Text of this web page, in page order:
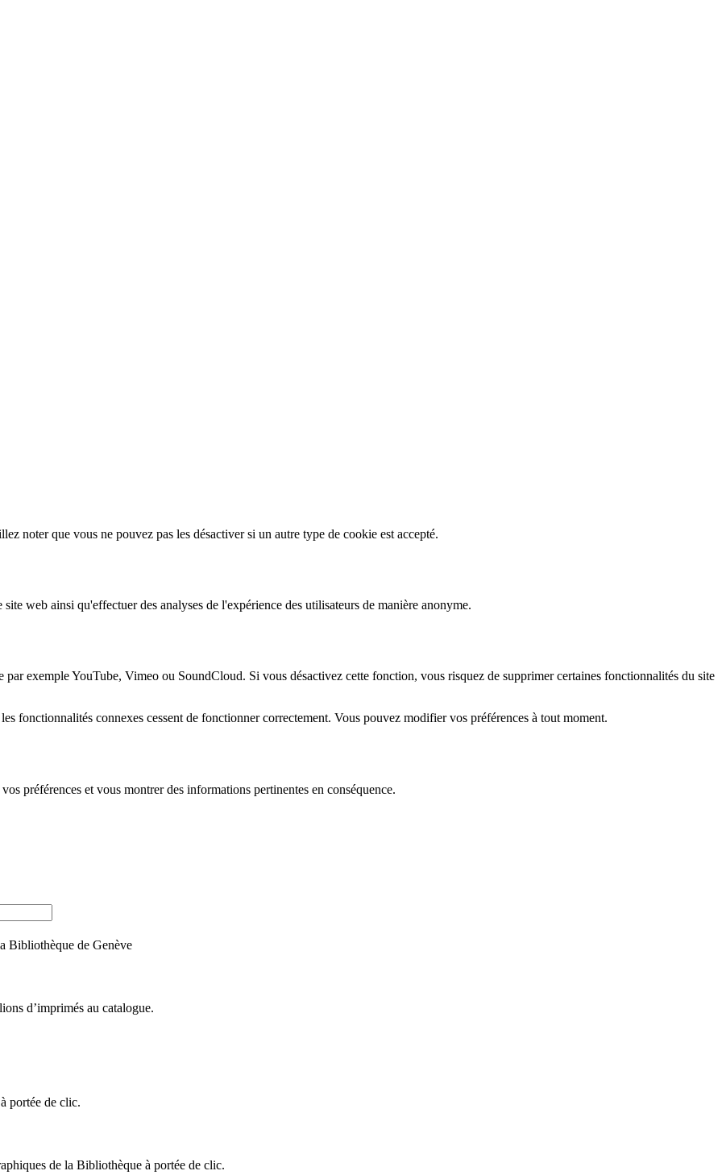
noter que vous ne pouvez pas les désactiver si un autre type de cookie est accepté.
web ainsi qu'effectuer des analyses de l'expérience des utilisateurs de manière anonyme.
exemple YouTube, Vimeo ou SoundCloud. Si vous désactivez cette fonction, vous risquez de supprimer certaines fonctionnalités du site
fonctionnalités connexes cessent de fonctionner correctement. Vous pouvez modifier vos préférences à tout moment.
préférences et vous montrer des informations pertinentes en conséquence.
Bibliothèque de Genève
d’imprimés au catalogue.
portée de clic.
de la Bibliothèque à portée de clic.